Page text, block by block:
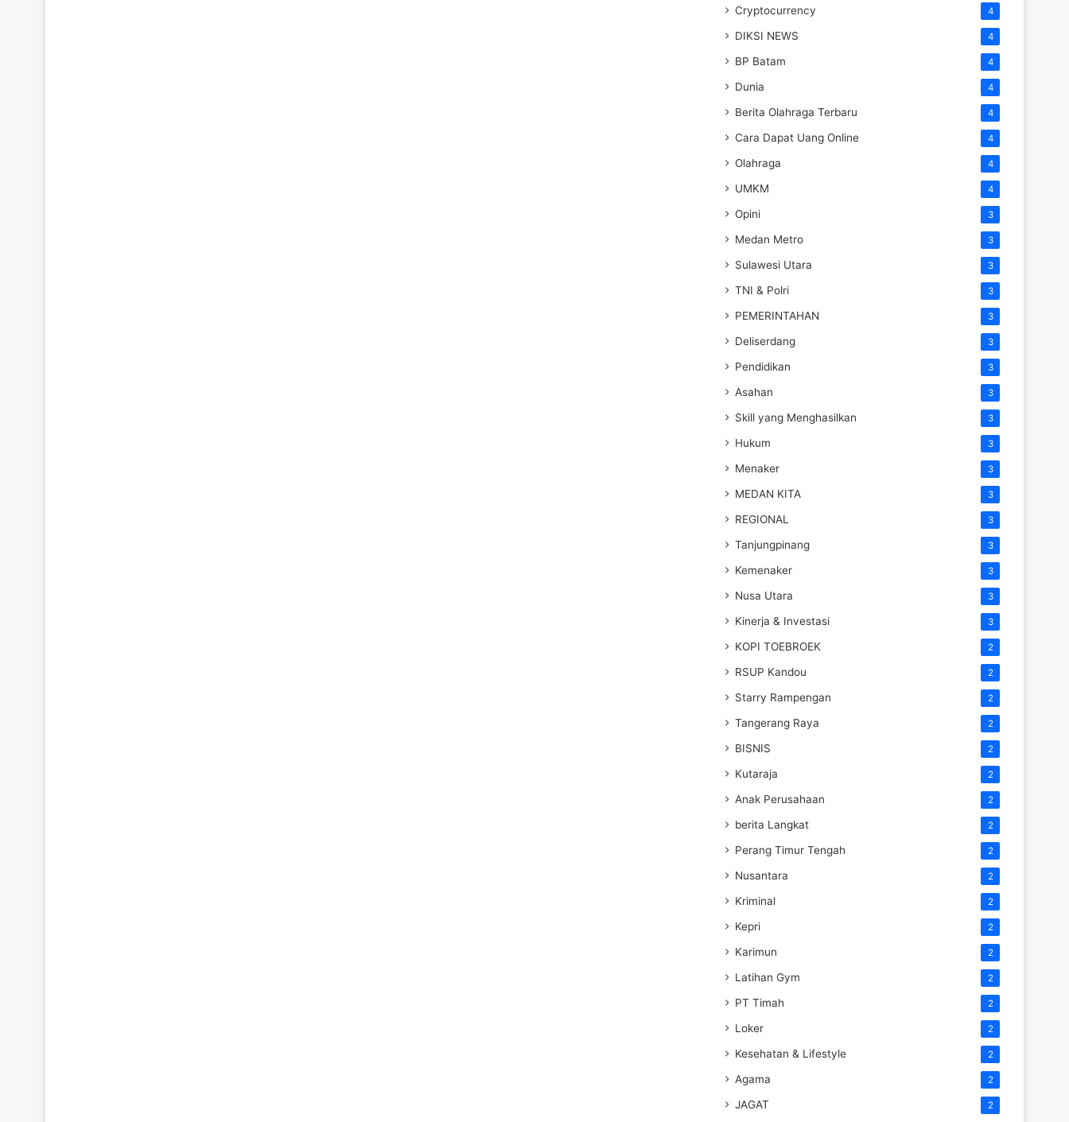
Cryptocurrency 4
DIKSI NEWS 4
BP Batam 4
Dunia 4
Berita Olahraga Terbaru 4
Cara Dapat Uang Online 4
Olahraga 4
UMKM 4
Opini 3
Medan Metro 3
Sulawesi Utara 3
TNI & Polri 3
PEMERINTAHAN 3
Deliserdang 3
Pendidikan 3
Asahan 3
Skill yang Menghasilkan 3
Hukum 3
Menaker 3
MEDAN KITA 3
REGIONAL 3
Tanjungpinang 3
Kemenaker 3
Nusa Utara 3
Kinerja & Investasi 3
KOPI TOEBROEK 2
RSUP Kandou 2
Starry Rampengan 2
Tangerang Raya 2
BISNIS 2
Kutaraja 2
Anak Perusahaan 2
berita Langkat 2
Perang Timur Tengah 2
Nusantara 2
Kriminal 2
Kepri 2
Karimun 2
Latihan Gym 2
PT Timah 2
Loker 2
Kesehatan & Lifestyle 2
Agama 2
JAGAT 2